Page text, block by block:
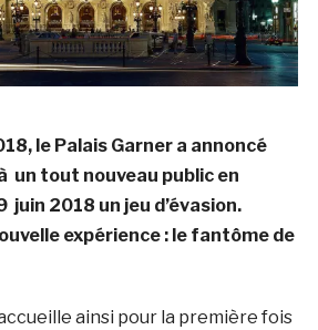
le Palais Garner a annoncé
un tout nouveau public en
2018 un jeu d’évasion.
expérience : le fantôme de
ainsi pour la première fois